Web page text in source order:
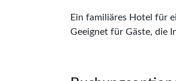
Ein familiäres Hotel für
Geeignet für Gäste, die